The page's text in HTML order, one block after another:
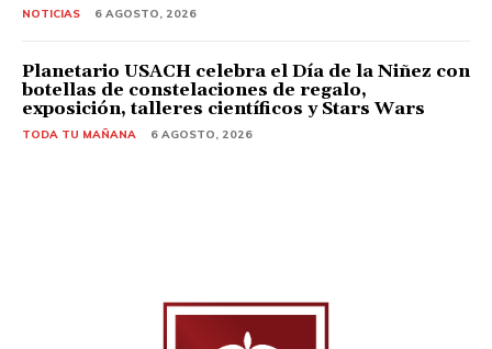
NOTICIAS 6 AGOSTO, 2026
Planetario USACH celebra el Día de la Niñez con
botellas de constelaciones de regalo,
exposición, talleres científicos y Stars Wars
TODA TU MAÑANA 6 AGOSTO, 2026